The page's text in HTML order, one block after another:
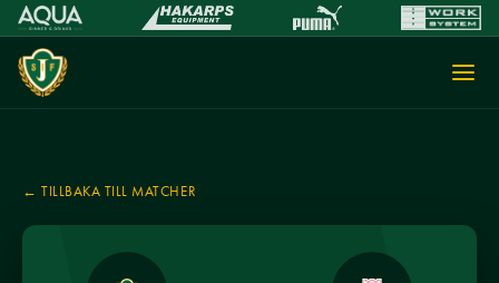
← TILLBAKA TILL MATCHER